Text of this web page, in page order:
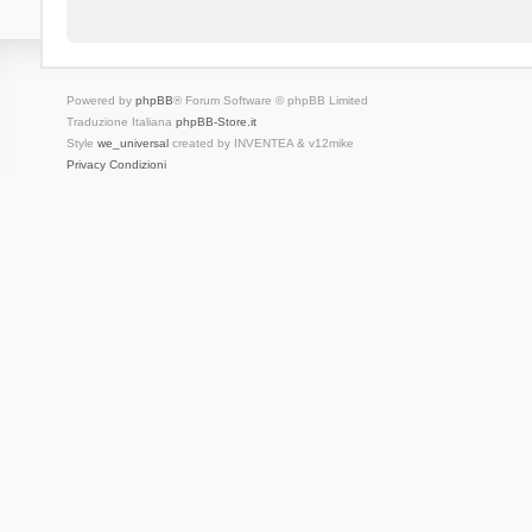
Powered by phpBB® Forum Software © phpBB Limited
Traduzione Italiana phpBB-Store.it
Style we_universalcreated by INVENTEA & v12mike
Privacy Condizioni